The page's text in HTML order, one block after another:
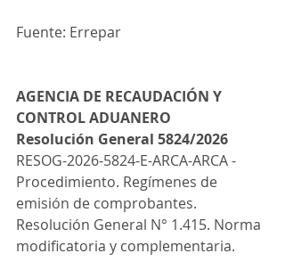
Fuente: Errepar
AGENCIA DE RECAUDACIÓN Y
CONTROL ADUANERO
Resolución General 5824/2026
RESOG-2026-5824-E-ARCA-ARCA -
Procedimiento. Regímenes de
emisión de comprobantes.
Resolución General N° 1.415. Norma
modificatoria y complementaria.